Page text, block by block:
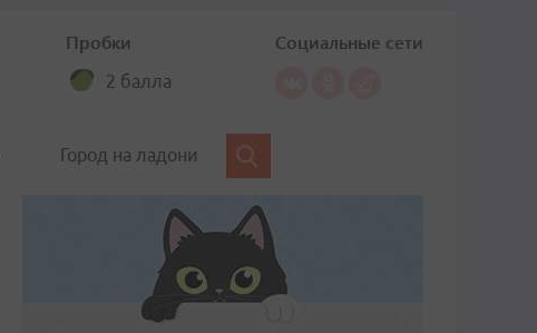
Пробки
2 балла
Социальные сети
Город на ладони